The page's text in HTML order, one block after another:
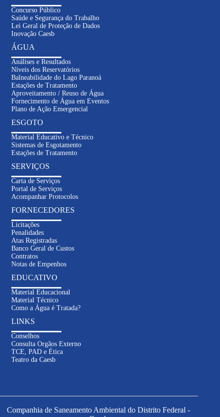
Concurso Público
Saúde e Segurança do Trabalho
Lei Geral de Proteção de Dados
Inovação Caesb
ÁGUA
Análises e Resultados
Níveis dos Reservatórios
Balneabilidade do Lago Paranoá
Estações de Tratamento
Aproveitamento / Reuso de Água
Fornecimento de Água em Eventos
Plano de Ação Emergencial
ESGOTO
Material Educativo e Técnico
Sistemas de Esgotamento
Estações de Tratamento
SERVIÇOS
Carta de Serviços
Portal de Serviços
Acompanhar Protocolos
FORNECEDORES
Licitações
Penalidades
Atas Registradas
Banco Geral de Custos
Contratos
Notas de Empenhos
EDUCATIVO
Material Educacional
Material Técnico
Como a Água é Tratada?
LINKS
Conselhos
Consulta Orgãos Externo
TCE, PAD e Ética
Teatro da Caesb
Companhia de Saneamento Ambiental do Distrito Federal -
Dúvidas sobre abastecimento e
esgoto